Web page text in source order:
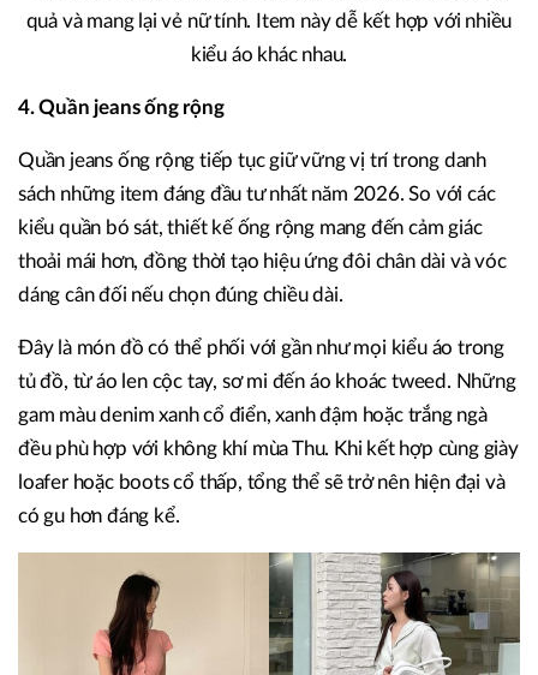
quả và mang lại vẻ nữ tính. Item này dễ kết hợp với nhiều
kiểu áo khác nhau.
4. Quần jeans ống rộng
Quần jeans ống rộng tiếp tục giữ vững vị trí trong danh
sách những item đáng đầu tư nhất năm 2026. So với các
kiểu quần bó sát, thiết kế ống rộng mang đến cảm giác
thoải mái hơn, đồng thời tạo hiệu ứng đôi chân dài và vóc
dáng cân đối nếu chọn đúng chiều dài.
Đây là món đồ có thể phối với gần như mọi kiểu áo trong
tủ đồ, từ áo len cộc tay, sơ mi đến áo khoác tweed. Những
gam màu denim xanh cổ điển, xanh đậm hoặc trắng ngà
đều phù hợp với không khí mùa Thu. Khi kết hợp cùng giày
loafer hoặc boots cổ thấp, tổng thể sẽ trở nên hiện đại và
có gu hơn đáng kể.